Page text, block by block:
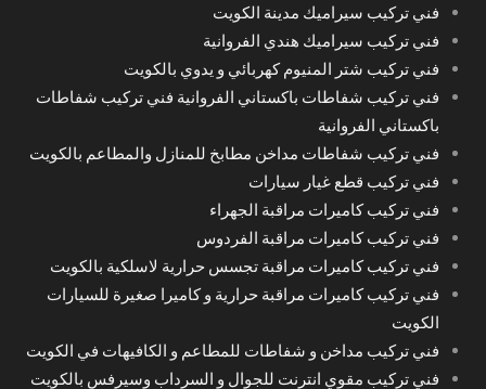
فني تركيب سيراميك مدينة الكويت
فني تركيب سيراميك هندي الفروانية
فني تركيب شتر المنيوم كهربائي و يدوي بالكويت
فني تركيب شفاطات باكستاني الفروانية فني تركيب شفاطات
باكستاني الفروانية
فني تركيب شفاطات مداخن مطابخ للمنازل والمطاعم بالكويت
فني تركيب قطع غيار سيارات
فني تركيب كاميرات مراقبة الجهراء
فني تركيب كاميرات مراقبة الفردوس
فني تركيب كاميرات مراقبة تجسس حرارية لاسلكية بالكويت
فني تركيب كاميرات مراقبة حرارية و كاميرا صغيرة للسيارات
الكويت
فني تركيب مداخن و شفاطات للمطاعم و الكافيهات في الكويت
فني تركيب مقوي انترنت للجوال و السرداب وسيرفس بالكويت